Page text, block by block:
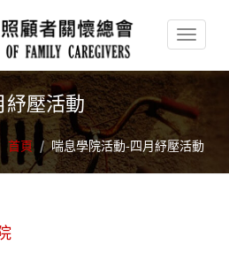
紓壓活動
首頁 / 喘息學院活動-四月紓壓活動